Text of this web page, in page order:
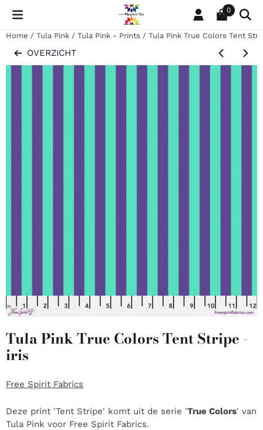
Cookievoorkeuren zijn momenteel gesloten. 0
Home / Tula Pink / Tula Pink - Prints / Tula Pink True Colors Tent
OVERZICHT
Tula Pink True Colors Tent Stripe -
iris
Free Spirit Fabrics
Deze print 'Tent Stripe' komt uit de serie 'True Colors' van
Tula Pink voor Free Spirit Fabrics.